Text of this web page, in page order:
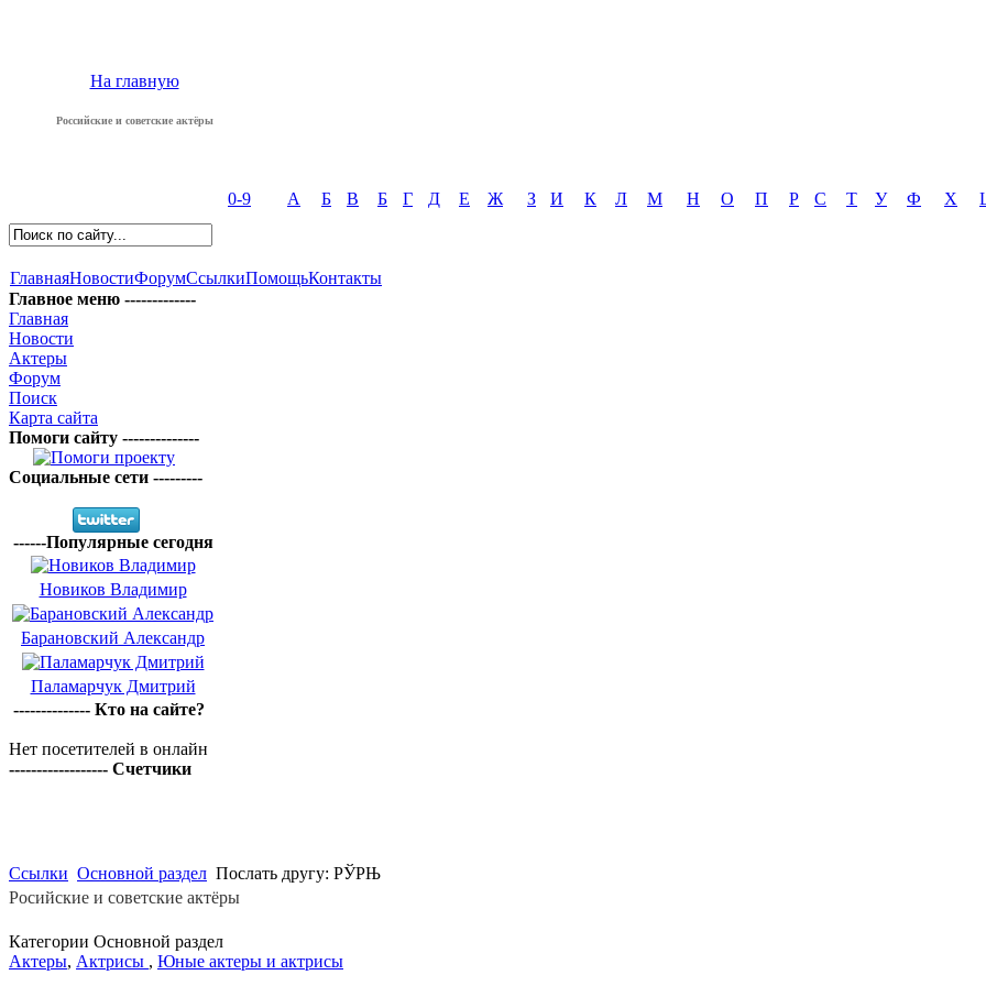
На главную
Российские и советские актёры
0-9 А Б В Б Г Д Е Ж З И К Л М Н О П Р С Т У Ф Х
ГлавнаяНовостиФорумСсылкиПомощьКонтакты
Главное меню -------------
Главная
Новости
Актеры
Форум
Поиск
Карта сайта
Помоги сайту --------------
Социальные сети ---------
------Популярные сегодня
Новиков Владимир
Барановский Александр
Паламарчук Дмитрий
-------------- Кто на сайте?
Нет посетителей в онлайн
------------------ Счетчики
Ссылки Основной раздел Послать другу: РЎРЊ
Росийские и советские актёры
Категории Основной раздел
Актеры, Актрисы , Юные актеры и актрисы